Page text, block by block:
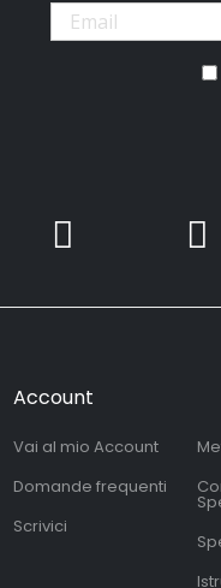
Account
Vai al mio Account
Domande frequenti
Scrivici